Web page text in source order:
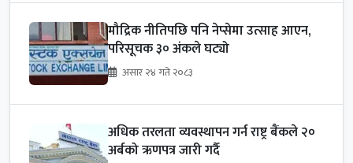
मौद्रिक नीतिपछि पनि नेप्सेमा उत्साह आएन,
परिसूचक ३० अंकले घट्यो
असार २४ गते २०८३
अधिक तरलता व्यवस्थापन गर्न राष्ट्र बैंकले २०
अर्बको ऋणपत्र जारी गर्दै